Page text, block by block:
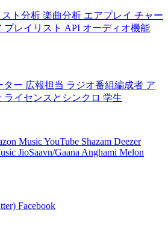
ト分析 楽曲分析 エアプレイ チャー
プレイリスト API オーディオ機能
ター 広報担当 ラジオ番組編成者 ア
ライセンスとシンクロ 学生
MusicYouTube Shazam Deezer
JioSaavn/Gaana Anghami Melon
Facebook